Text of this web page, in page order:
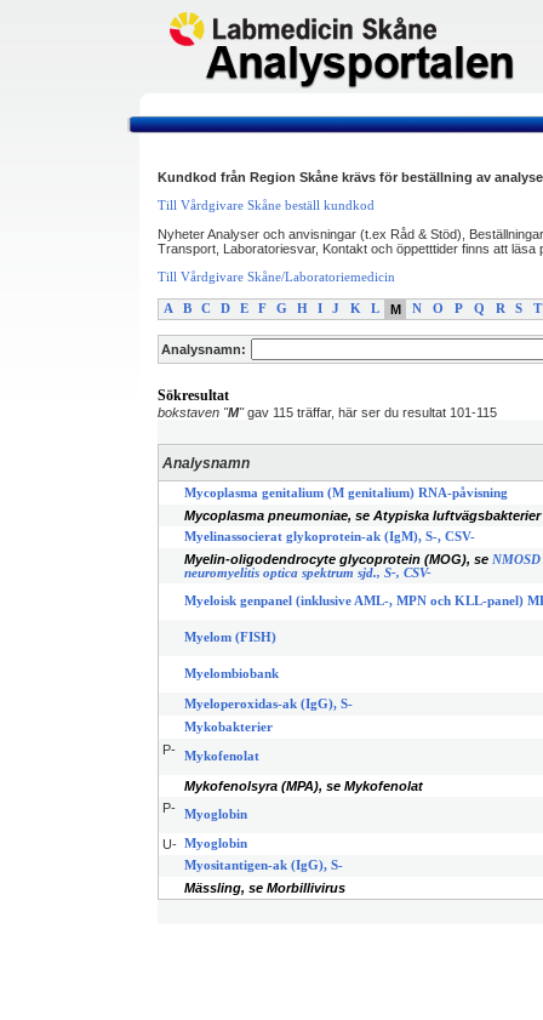
Kundkod från Region Skåne krävs för beställning av
Till Vårdgivare Skåne beställ kundkod
Nyheter Analyser och anvisningar (t.ex Råd & Stöd),
Transport, Laboratoriesvar, Kontakt och öppetttider finns att läsa
Till Vårdgivare Skåne/Laboratoriemedicin
A B C D E F G H I J K L M N O P Q R S T
Analysnamn:
Sökresultat
bokstaven "M"gav 115 träffar, här ser du resultat 101-115
Analysnamn
Mycoplasma genitalium (M genitalium) RNA-påvisning
Mycoplasma pneumoniae, se Atypiska luftvägsbakterier
Myelinassocierat glykoprotein-ak (IgM), S-, CSV-
Myelin-oligodendrocyte glycoprotein (MOG), se NMOSD
neuromyelitis optica spektrum sjd., S-, CSV-
Myeloisk genpanel (inklusive AML-, MPN och KLL-panel)
Myelom (FISH)
Myelombiobank
Myeloperoxidas-ak (IgG), S-
Mykobakterier
P- Mykofenolat
Mykofenolsyra (MPA), se Mykofenolat
P-
Myoglobin
U- Myoglobin
Myositantigen-ak (IgG), S-
Mässling, se Morbillivirus